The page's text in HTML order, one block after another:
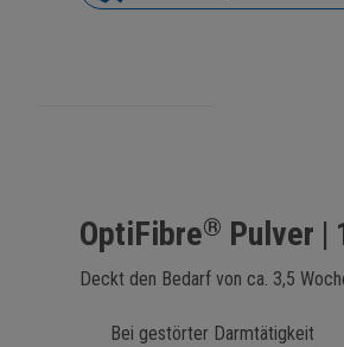
OptiFibre® Pulver |
Deckt den Bedarf von ca. 3,5
Bei gestörter Darmtätigkeit